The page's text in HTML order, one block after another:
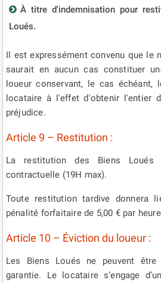
À titre d'indemnisation pour
Loués.
Il est expressément convenu que le
saurait en aucun cas constituer
loueur conservant, le cas échéant,
locataire à l'effet d'obtenir l'entier
préjudice.
Article 9 – Restitution :
La restitution des Biens Loués
contractuelle (19H max).
Toute restitution tardive donnera
pénalité forfaitaire de 5,00 € par
Article 10 – Éviction du loueur :
Les Biens Loués ne peuvent
garantie. Le locataire s’engage